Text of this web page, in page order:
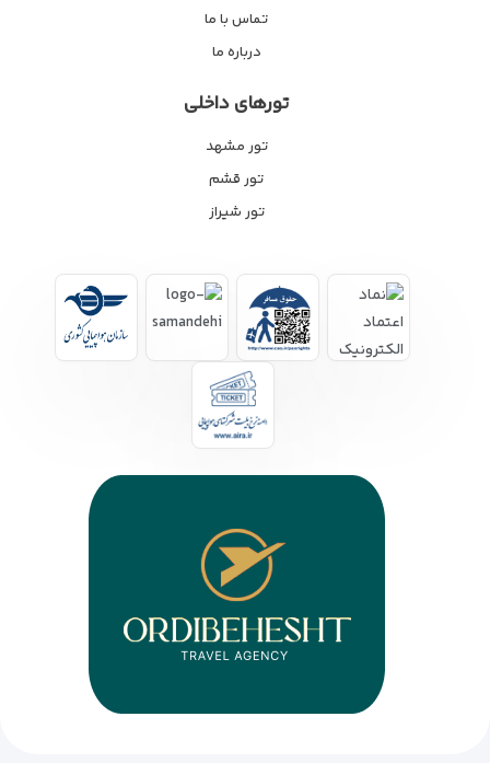
تماس با ما
درباره ما
تورهای داخلی
تور مشهد
تور قشم
تور شیراز